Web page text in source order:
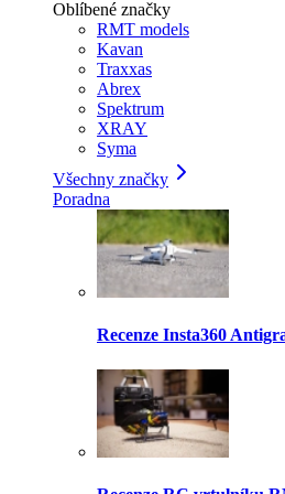
Oblíbené značky
RMT models
Kavan
Traxxas
Abrex
Spektrum
XRAY
Syma
Všechny značky
Poradna
Recenze Insta360